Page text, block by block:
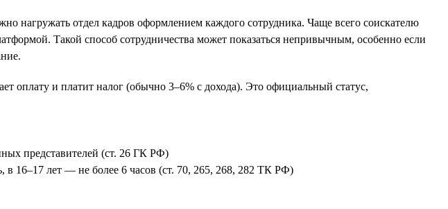
нагружать отдел кадров оформлением каждого сотрудника. Чаще всего соискателю
Такой способ сотрудничества может показаться непривычным, особенно если
оплату и платит налог (обычно 3–6% с дохода). Это официальный статус,
представителей (ст. 26 ГК РФ)
в 16–17 лет — не более 6 часов (ст. 70, 265, 268, 282 ТК РФ)